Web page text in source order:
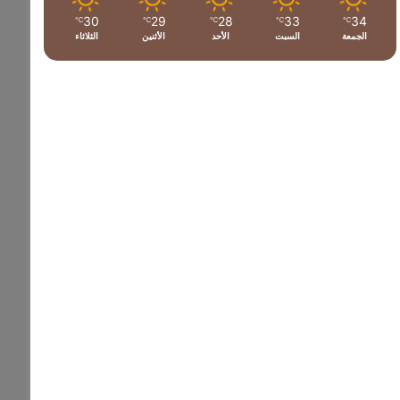
34
℃
الجمعة
33
℃
السبت
28
℃
الأحد
29
℃
الأثنين
30
℃
الثلاثاء